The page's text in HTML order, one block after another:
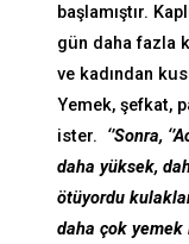
başlamıştır.
gün daha fazla
ve kadından
Yemek, şefkat,
ister. ‘’Sonra,
daha yüksek,
ötüyordu
daha çok